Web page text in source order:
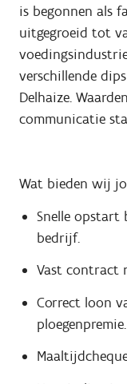
is begonnen als
uitgegroeid tot
verschillende
Delhaize.
communicatie
Wat bieden wij
Snelle opstart
bedrijf.
Vast contract
Correct loon
ploegenpremie.